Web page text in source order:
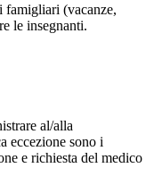
famigliari (vacanze,
le insegnanti.
al/alla
eccezione sono i
e richiesta del medico